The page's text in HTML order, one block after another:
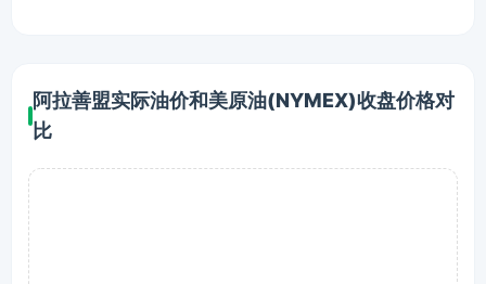
阿拉善盟实际油价和美原油(NYMEX)收盘价格对
比